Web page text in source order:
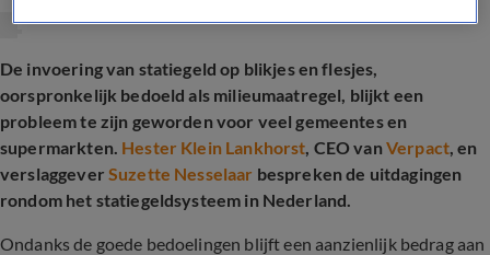
De invoering van statiegeld op blikjes en flesjes,
oorspronkelijk bedoeld als milieumaatregel, blijkt een
probleem te zijn geworden voor veel gemeentes en
supermarkten. Hester Klein Lankhorst, CEO van Verpact, en
verslaggever Suzette Nesselaar bespreken de uitdagingen
rondom het statiegeldsysteem in Nederland.
Ondanks de goede bedoelingen blijft een aanzienlijk bedrag aan